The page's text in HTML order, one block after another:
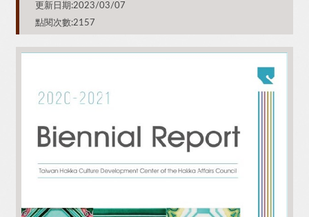
更新日期:2023/03/07
點閱次數:2157